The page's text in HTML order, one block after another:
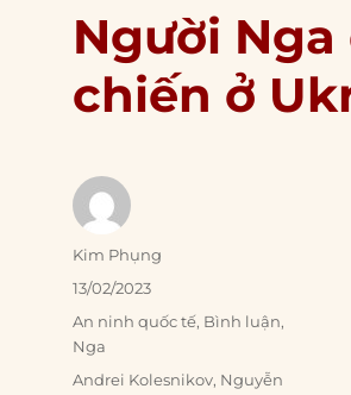
Người
chiến ở
Author
Kim Phụng
Posted
13/02/2023
Categories
An ninh quốc tế, Bình luận,
Nga
Tags
Andrei Kolesnikov, Nguyễn